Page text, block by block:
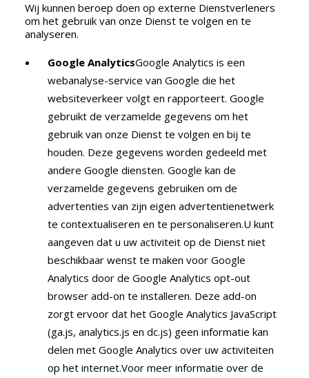
Wij kunnen beroep doen op externe Dienstverleners
om het gebruik van onze Dienst te volgen en te
analyseren.
Google AnalyticsGoogle Analytics is een
webanalyse-service van Google die het
websiteverkeer volgt en rapporteert. Google
gebruikt de verzamelde gegevens om het
gebruik van onze Dienst te volgen en bij te
houden. Deze gegevens worden gedeeld met
andere Google diensten. Google kan de
verzamelde gegevens gebruiken om de
advertenties van zijn eigen advertentienetwerk
te contextualiseren en te personaliseren.U kunt
aangeven dat u uw activiteit op de Dienst niet
beschikbaar wenst te maken voor Google
Analytics door de Google Analytics opt-out
browser add-on te installeren. Deze add-on
zorgt ervoor dat het Google Analytics JavaScript
(ga.js, analytics.js en dc.js) geen informatie kan
delen met Google Analytics over uw activiteiten
op het internet.Voor meer informatie over de